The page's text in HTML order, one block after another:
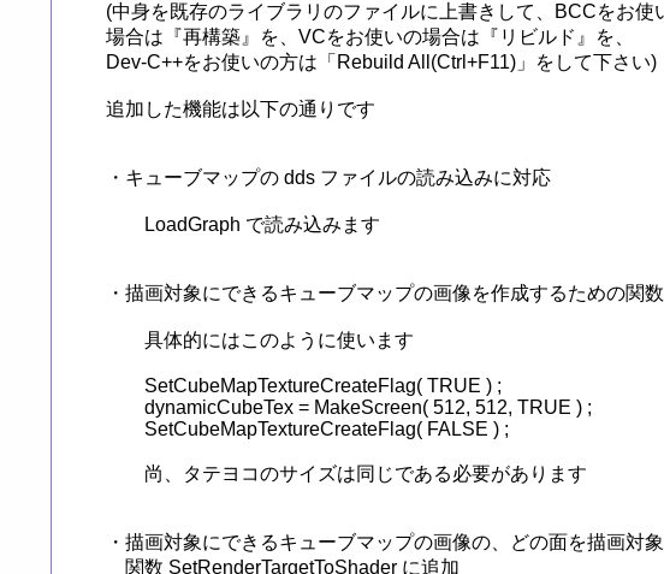
(中身を既存のライブラリのファイルに上書きして、BCCをお使
場合は『再構築』を、VCをお使いの場合は『リビルド』を、
Dev-C++をお使いの方は「Rebuild All(Ctrl+F11)」をして下さい)
追加した機能は以下の通りです
・キューブマップの dds ファイルの読み込みに対応
LoadGraph で読み込みます
・描画対象にできるキューブマップの画像を作成するための関
具体的にはこのように使います
尚、タテヨコのサイズは同じである必要があります
・描画対象にできるキューブマップの画像の、どの面を描画対
関数 SetRenderTargetToShader に追加